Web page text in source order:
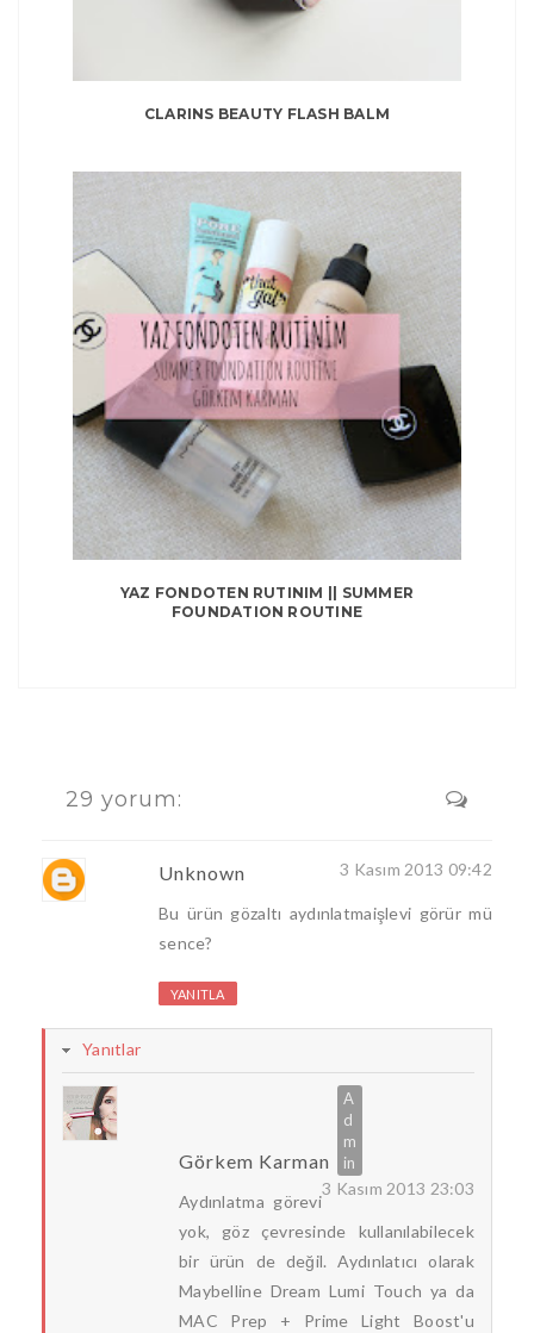
CLARINS BEAUTY FLASH BALM
YAZ FONDOTEN RUTINIM || SUMMER
FOUNDATION ROUTINE
29 yorum:
Unknown 3 Kasım 2013 09:42
Bu ürün gözaltı aydınlatmaişlevi görür mü
sence?
YANITLA
Yanıtlar
Görkem Karman
3 Kasım 2013 23:03
Aydınlatma görevi
yok, göz çevresinde kullanılabilecek
bir ürün de değil. Aydınlatıcı olarak
Maybelline Dream Lumi Touch ya da
MAC Prep + Prime Light Boost'u